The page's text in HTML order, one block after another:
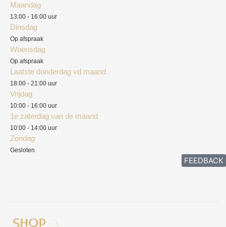
Maandag
13:00 - 16:00 uur
Dinsdag
Op afspraak
Woensdag
Op afspraak
Laatste donderdag vd maand
18:00 - 21:00 uur
Vrijdag
10:00 - 16:00 uur
1e zaterdag van de maand
10:00 - 14:00 uur
Zondag
Gesloten
FEEDBACK